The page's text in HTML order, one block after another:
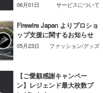
06月01日 サービスについて
Firewire Japan よりプロショ
ップ支援に関するお知らせ
05月23日 ファッション/グッズ
【ご愛顧感謝キャンペー
ン】レジェンド最大枚数プ